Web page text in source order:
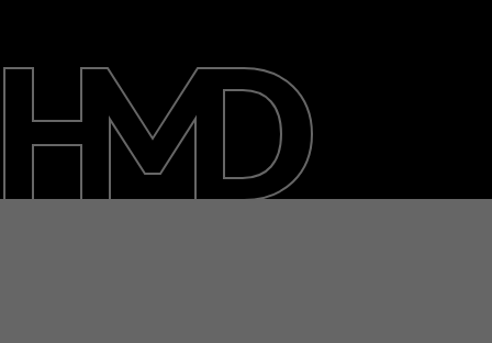
Reparera, återanvända, återvinna
Hållbarhet
Kundservice